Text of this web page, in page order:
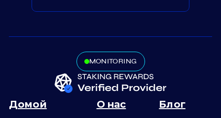
MONITORING
Домой О нас Блог